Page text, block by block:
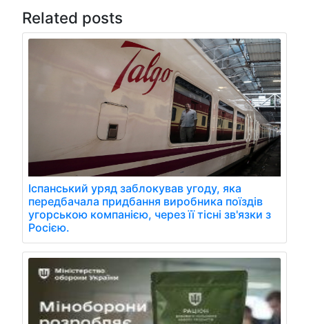
Related posts
Іспанський уряд заблокував угоду, яка
передбачала придбання виробника поїздів
угорською компанією, через її тісні зв'язки з
Росією.